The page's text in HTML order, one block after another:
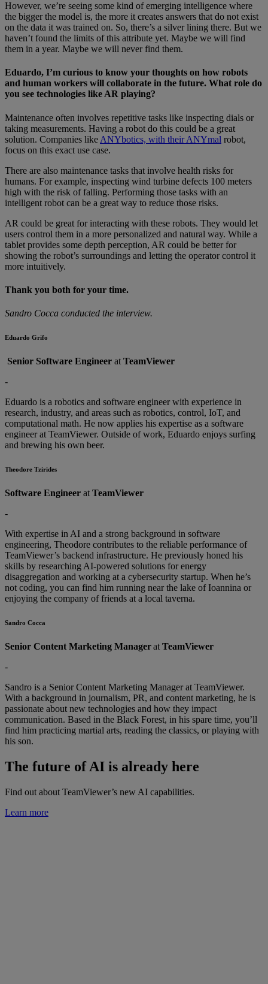
However, we’re seeing some kind of emerging intelligence where
the bigger the model is, the more it creates answers that do not exist
on the data it was trained on. So, there’s a silver lining there. But we
haven’t found the limits of this attribute yet. Maybe we will find
them in a year. Maybe we will never find them.
Eduardo, I’m curious to know your thoughts on how robots
and human workers will collaborate in the future. What role do
you see technologies like AR playing?
Maintenance often involves repetitive tasks like inspecting dials or
taking measurements. Having a robot do this could be a great
solution. Companies like ANYbotics, with their ANYmal robot,
focus on this exact use case.
There are also maintenance tasks that involve health risks for
humans. For example, inspecting wind turbine defects 100 meters
high with the risk of falling. Performing those tasks with an
intelligent robot can be a great way to reduce those risks.
AR could be great for interacting with these robots. They would let
users control them in a more personalized and natural way. While a
tablet provides some depth perception, AR could be better for
showing the robot’s surroundings and letting the operator control it
more intuitively.
Thank you both for your time.
Sandro Cocca conducted the interview.
Eduardo Grifo
Senior Software Engineer at TeamViewer
-
Eduardo is a robotics and software engineer with experience in
research, industry, and areas such as robotics, control, IoT, and
computational math. He now applies his expertise as a software
engineer at TeamViewer. Outside of work, Eduardo enjoys surfing
and brewing his own beer.
Theodore Tzirides
Software Engineer at TeamViewer
-
With expertise in AI and a strong background in software
engineering, Theodore contributes to the reliable performance of
TeamViewer’s backend infrastructure. He previously honed his
skills by researching AI-powered solutions for energy
disaggregation and working at a cybersecurity startup. When he’s
not coding, you can find him running near the lake of Ioannina or
enjoying the company of friends at a local taverna.
Sandro Cocca
Senior Content Marketing Managerat TeamViewer
-
Sandro is a Senior Content Marketing Manager at TeamViewer.
With a background in journalism, PR, and content marketing, he is
passionate about new technologies and how they impact
communication. Based in the Black Forest, in his spare time, you’ll
find him practicing martial arts, reading the classics, or playing with
his son.
The future of AI is already here
Find out about TeamViewer’s new AI capabilities.
Learn more